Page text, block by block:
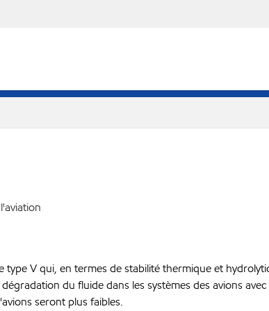
V qui, en termes de stabilité thermique et
du fluide dans les systèmes des avions
seront plus faibles.